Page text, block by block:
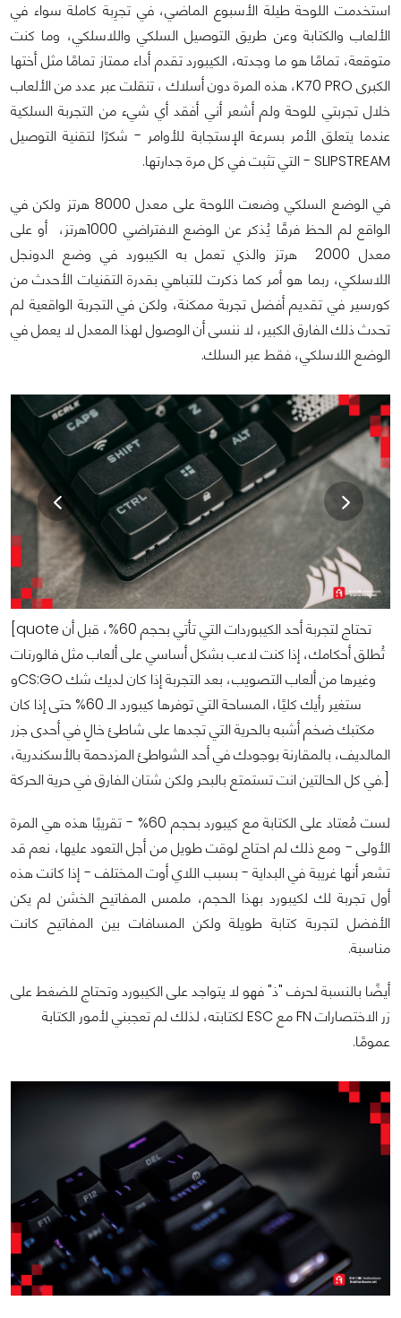
استخدمت اللوحة طيلة الأسبوع الماضي، في تجرِبة كاملة سواء في
الألعاب والكتابة وعن طريق التوصيل السلكي واللاسلكي، وما كنت
متوقعة، تمامًا هو ما وجدته، الكيبورد تقدم أداء ممتاز تمامًا مثل أختها
الكبرى K70 PRO، هذه المرة دون أسلاك ، تنقلت عبر عدد من الألعاب
خلال تجربتي للوحة ولم أشعر أني أفقد أي شيء من التجربة السلكية
عندما يتعلق الأمر بسرعة الإستجابة للأوامر - شكرًا لتقنية التوصيل
SLIPSTREAM - التي تثبت في كل مرة جدارتها.
في الوضع السلكي وضعت اللوحة على معدل 8000 هرتز ولكن في
الواقع لم الحظ فرقًا يُذكر عن الوضع الافتراضي 1000هرتز، أو على
معدل 2000 هرتز والذي تعمل به الكيبورد في وضع الدونجل
اللاسلكي، ربما هو أمر كما ذكرت للتباهي بقدرة التقنيات الأحدث من
كورسير في تقديم أفضل تجربة ممكنة، ولكن في التجربة الواقعية لم
تحدث ذلك الفارق الكبير، لا ننسى أن الوصول لهذا المعدل لا يعمل في
الوضع اللاسلكي، فقط عبر السلك.
[quote تحتاج لتجربة أحد الكيبوردات التي تأتي بحجم 60%، قبل أن
تُطلق أحكامك، إذا كنت لاعب بشكل أساسي على ألعاب مثل فالورنات
وCS:GO وغيرها من ألعاب التصويب، بعد التجربة إذا كان لديك شك
ستغير رأيك كليًا، المساحة التي توفرها كيبورد الـ 60% حتى إذا كان
مكتبك ضخم أشبه بالحرية التي تجدها على شاطئ خالٍ في أحدى جزر
المالديف، بالمقارنة بوجودك في أحد الشواطئ المزدحمة بالأسكندرية،
في كل الحالتين انت تستمتع بالبحر ولكن شتان الفارق في حرية الحركة.]
لست مُعتاد على الكتابة مع كيبورد بحجم 60% - تقريبًا هذه هي المرة
الأولى - ومع ذلك لم احتاج لوقت طويل من أجل التعود عليها، نعم قد
تشعر أنها غريبة في البداية - بسبب اللاي أوت المختلف - إذا كانت هذه
أول تجربة لك لكيبورد بهذا الحجم، ملمس المفاتيح الخشن لم يكن
الأفضل لتجربة كتابة طويلة ولكن المسافات بين المفاتيح كانت
مناسبة.
أيضًا بالنسبة لحرف "ذ" فهو لا يتواجد على الكيبورد وتحتاج للضغط على
زر الاختصارات FN مع ESC لكتابته، لذلك لم تعجبني لأمور الكتابة
عمومًا.